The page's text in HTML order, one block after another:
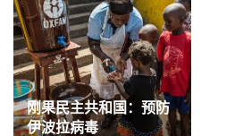
刚果民主共和国：预防
伊波拉病毒